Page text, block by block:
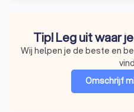
Tip! Leg uit waar
Wij helpen je de beste en
Omschrijf